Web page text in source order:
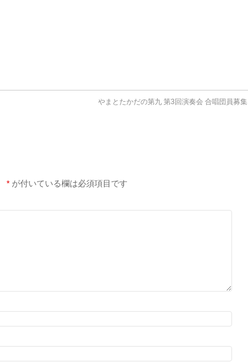
やまとたかだの第九 第3回演奏会 合唱団員募集
* が付いている欄は必須項目です